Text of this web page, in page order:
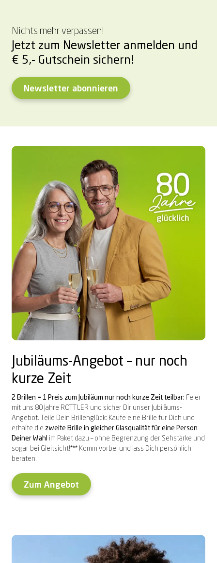
Nichts mehr verpassen!
Jetzt zum Newsletter anmelden und
€ 5,- Gutschein sichern!
Newsletter abonnieren
Jubiläums-Angebot – nur noch
kurze Zeit
2 Brillen = 1 Preis zum Jubiläum nur noch kurze Zeit teilbar: Feier
mit uns 80 Jahre ROTTLER und sicher Dir unser Jubiläums-
Angebot. Teile Dein Brillenglück: Kaufe eine Brille für Dich und
erhalte die zweite Brille in gleicher Glasqualität für eine Person
Deiner Wahl im Paket dazu – ohne Begrenzung der Sehstärke und
sogar bei Gleitsicht!*** Komm vorbei und lass Dich persönlich
beraten.
Zum Angebot